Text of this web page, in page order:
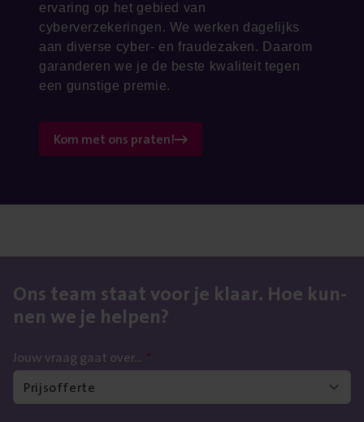
ervaring op het gebied van
cyberverzekeringen. We werken dagelijks
aan diverse cyber- en fraudezaken. Daarom
garanderen we je de beste kwaliteit tegen
een gunstige premie.
Kom met ons praten!
Ons team staat voor je klaar. Hoe kun­
nen we je helpen?
Jouw vraag gaat over... *